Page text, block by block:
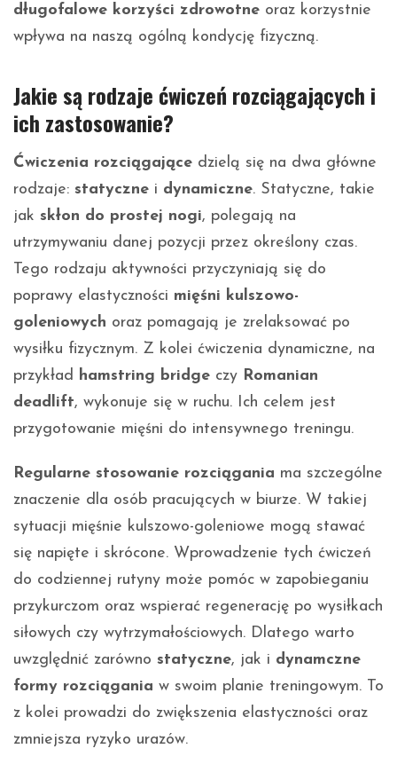
długofalowe korzyści zdrowotne oraz korzystnie
wpływa na naszą ogólną kondycję fizyczną.
Jakie są rodzaje ćwiczeń rozciągających i
ich zastosowanie?
Ćwiczenia rozciągające dzielą się na dwa główne
rodzaje: statyczne i dynamiczne. Statyczne, takie
jak skłon do prostej nogi, polegają na
utrzymywaniu danej pozycji przez określony czas.
Tego rodzaju aktywności przyczyniają się do
poprawy elastyczności mięśni kulszowo-
goleniowych oraz pomagają je zrelaksować po
wysiłku fizycznym. Z kolei ćwiczenia dynamiczne, na
przykład hamstring bridge czy Romanian
deadlift, wykonuje się w ruchu. Ich celem jest
przygotowanie mięśni do intensywnego treningu.
Regularne stosowanie rozciągania ma szczególne
znaczenie dla osób pracujących w biurze. W takiej
sytuacji mięśnie kulszowo-goleniowe mogą stawać
się napięte i skrócone. Wprowadzenie tych ćwiczeń
do codziennej rutyny może pomóc w zapobieganiu
przykurczom oraz wspierać regenerację po wysiłkach
siłowych czy wytrzymałościowych. Dlatego warto
uwzględnić zarówno statyczne, jak i dynamczne
formy rozciągania w swoim planie treningowym. To
z kolei prowadzi do zwiększenia elastyczności oraz
zmniejsza ryzyko urazów.